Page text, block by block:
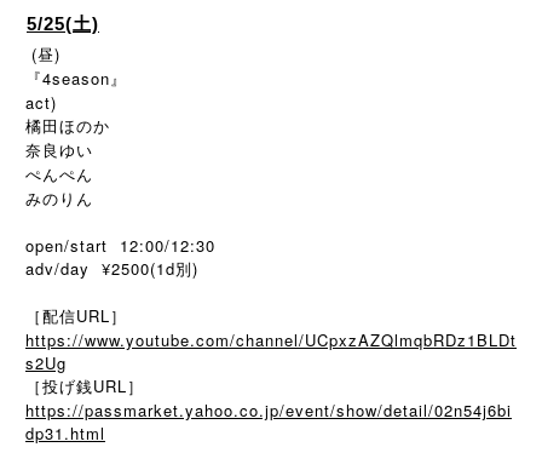
5/25(土)
(昼)
『4season』
act)
橘田ほのか
奈良ゆい
ぺんぺん
みのりん
open/start 12:00/12:30
adv/day ¥2500(1d別)
［配信URL］
https://www.youtube.com/channel/UCpxzAZQlmqbRDz1BLDt
s2Ug
［投げ銭URL］
https://passmarket.yahoo.co.jp/event/show/detail/02n54j6bi
dp31.html